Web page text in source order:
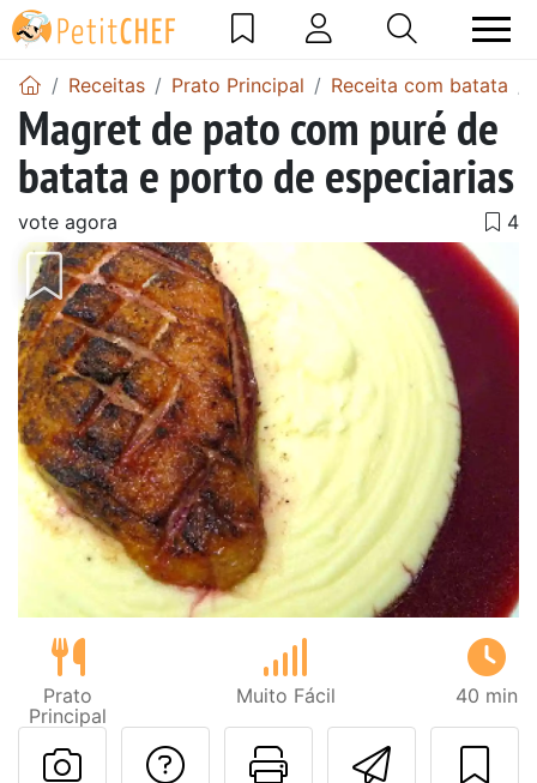
Receitas Prato Principal Receita com batata
Magret de pato com puré de
batata e porto de especiarias
vote agora
Prato
Principal
Muito Fácil 40 min
Imprima
Falar com o autor